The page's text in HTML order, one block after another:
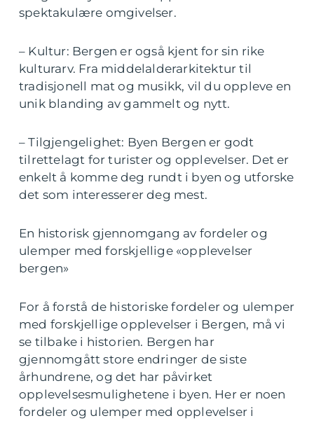
spektakulære omgivelser.
– Kultur: Bergen er også kjent for sin rike
kulturarv. Fra middelalderarkitektur til
tradisjonell mat og musikk, vil du oppleve en
unik blanding av gammelt og nytt.
– Tilgjengelighet: Byen Bergen er godt
tilrettelagt for turister og opplevelser. Det er
enkelt å komme deg rundt i byen og utforske
det som interesserer deg mest.
En historisk gjennomgang av fordeler og
ulemper med forskjellige «opplevelser
bergen»
For å forstå de historiske fordeler og ulemper
med forskjellige opplevelser i Bergen, må vi
se tilbake i historien. Bergen har
gjennomgått store endringer de siste
århundrene, og det har påvirket
opplevelsesmulighetene i byen. Her er noen
fordeler og ulemper med opplevelser i